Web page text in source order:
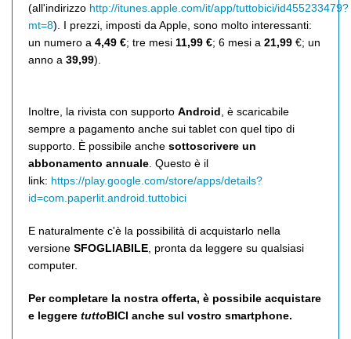
(all'indirizzo http://itunes.apple.com/it/app/tuttobici/id455233479?
mt=8). I prezzi, imposti da Apple, sono molto interessanti:
un numero a 4,49 €; tre mesi 11,99 €; 6 mesi a 21,99 €; un
anno a 39,99).
Inoltre, la rivista con supporto Android , è scaricabile
sempre a pagamento anche sui tablet con quel tipo di
supporto. È possibile anche sottoscrivere un
abbonamento annuale . Questo è il
link: https://play.google.com/store/apps/details?
id=com.paperlit.android.tuttobici
E naturalmente c'è la possibilità di acquistarlo nella
versione SFOGLIABILE , pronta da leggere su qualsiasi
computer.
Per completare la nostra offerta, è possibile acquistare
e leggere tuttoBICI anche sul vostro smartphone.